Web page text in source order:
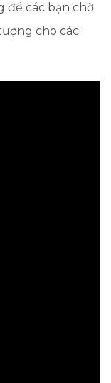
để các bạn chờ
cho các